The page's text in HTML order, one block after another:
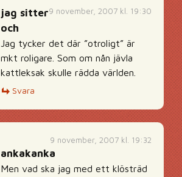
9 november, 2007 kl. 19:30
jag sitter
och
Jag tycker det där ”otroligt” är
mkt roligare. Som om nån jävla
kattleksak skulle rädda världen.
Svara
9 november, 2007 kl. 19:32
ankakanka
Men vad ska jag med ett klösträd